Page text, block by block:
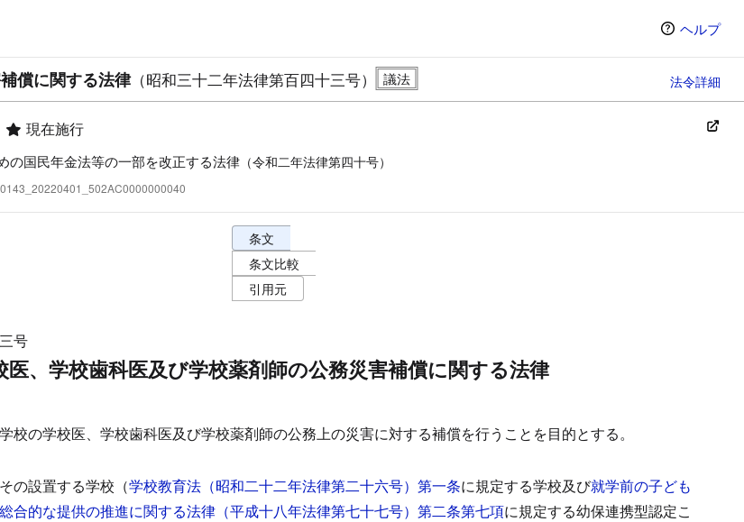
ヘルプ
償に関する法律（昭和三十二年法律第百四十三号） 法令詳細
現在施行
の国民年金法等の一部を改正する法律 （令和二年法律第四十号）
条文表示オプション（選択すると条文の表示方法が変わります）
条文
条文比較
引用元
号
医、学校歯科医及び学校薬剤師の公務災害補償に関する法律
校の学校医、学校歯科医及び学校薬剤師の公務上の災害に対する補償を行うことを目的とする。
の設置する学校（学校教育法（昭和二十二年法律第二十六号）第一条に規定する学校及び就学前の子ども
合的な提供の推進に関する法律（平成十八年法律第七十七号）第二条第七項に規定する幼保連携型認定こ